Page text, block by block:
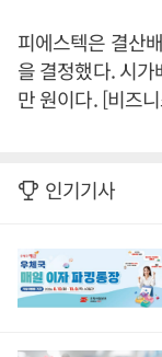
피에스텍은 결산
을 결정했다. 시
만 원이다. [비즈
인기기사